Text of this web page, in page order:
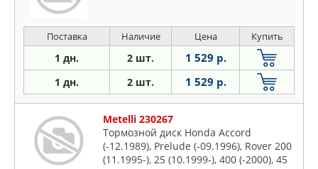
Поставка Наличие Цена Купить
1 дн. 2 шт. 1 529 р.
1 дн. 2 шт. 1 529 р.
Metelli 230267
Тормозной диск Honda Accord
(-12.1989), Prelude (-09.1996), Rover 200
(11.1995-), 25 (10.1999-), 400 (-2000), 45